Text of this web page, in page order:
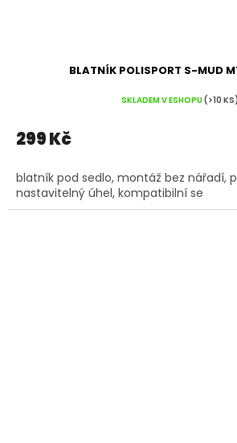
BLATNÍK POLISPORT S-MUD
SKLADEM V ESHOPU(>10 KS)
299 Kč
blatník pod sedlo, montáž bez nářadí,
nastavitelný úhel, kompatibilní se